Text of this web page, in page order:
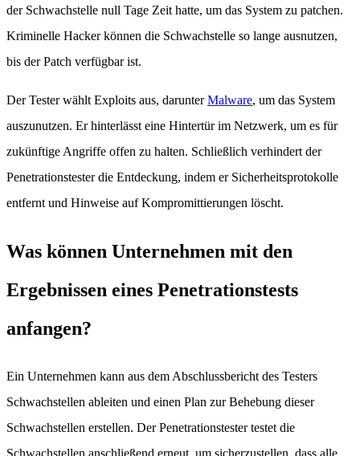
der Schwachstelle null Tage Zeit hatte, um das System zu patchen.
Kriminelle Hacker können die Schwachstelle so lange ausnutzen,
bis der Patch verfügbar ist.
Der Tester wählt Exploits aus, darunterMalware, um das System
auszunutzen. Er hinterlässt eine Hintertür im Netzwerk, um es für
zukünftige Angriffe offen zu halten. Schließlich verhindert der
Penetrationstester die Entdeckung, indem er Sicherheitsprotokolle
entfernt und Hinweise auf Kompromittierungen löscht.
Was können Unternehmen mit den
Ergebnissen eines Penetrationstests
anfangen?
Ein Unternehmen kann aus dem Abschlussbericht des Testers
Schwachstellen ableiten und einen Plan zur Behebung dieser
Schwachstellen erstellen. Der Penetrationstester testet die